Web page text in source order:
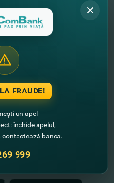
este membră a
a Depozitelor
Moldova
FRAUDE!
un apel
închide apelul,
contactează banca.
999